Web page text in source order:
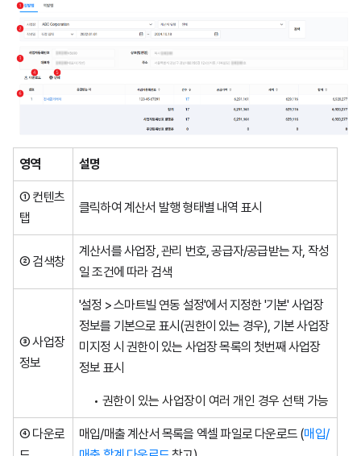
영역 설명
① 컨텐츠
탭
클릭하여 계산서 발행 형태별 내역 표시
② 검색창
계산서를 사업장, 관리 번호, 공급자/공급받는 자, 작성
일 조건에 따라 검색
③ 사업장
정보
'설정 > 스마트빌 연동 설정'에서 지정한 '기본' 사업장
정보를 기본으로 표시(권한이 있는 경우), 기본 사업장
미지정 시 권한이 있는 사업장 목록의 첫번째 사업장
정보 표시
권한이 있는 사업장이 여러 개인 경우 선택 가능
④ 다운로
매입/매출 계산서 목록을 엑셀 파일로 다운로드 (매입/